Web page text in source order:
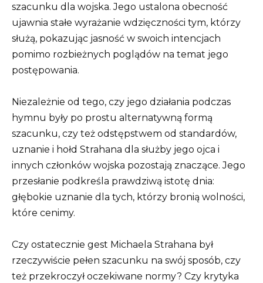
szacunku dla wojska. Jego ustalona obecność
ujawnia stałe wyrażanie wdzięczności tym, którzy
służą, pokazując jasność w swoich intencjach
pomimo rozbieżnych poglądów na temat jego
postępowania.
Niezależnie od tego, czy jego działania podczas
hymnu były po prostu alternatywną formą
szacunku, czy też odstępstwem od standardów,
uznanie i hołd Strahana dla służby jego ojca i
innych członków wojska pozostają znaczące. Jego
przesłanie podkreśla prawdziwą istotę dnia:
głębokie uznanie dla tych, którzy bronią wolności,
które cenimy.
Czy ostatecznie gest Michaela Strahana był
rzeczywiście pełen szacunku na swój sposób, czy
też przekroczył oczekiwane normy? Czy krytyka